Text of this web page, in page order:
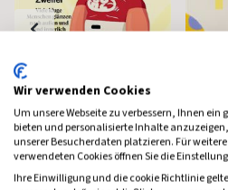
Psychologie Heute
Psychologie fürs Leben
Flow
Bewußt
Wir verwenden Cookies
Um unsere Webseite zu verbessern, Ihnen ein
bieten und personalisierte Inhalte
unserer Besucherdaten platzieren. Für
verwendeten Cookies öffnen Sie die
Ihre Einwilligung und die cookie Richtlinie